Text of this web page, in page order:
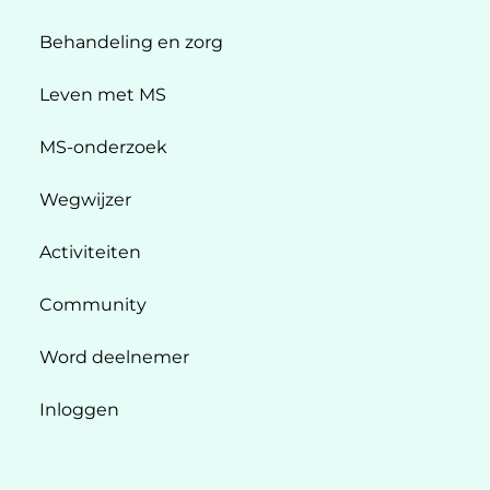
Behandeling en zorg
Leven met MS
MS-onderzoek
Wegwijzer
Activiteiten
Community
Word deelnemer
Inloggen